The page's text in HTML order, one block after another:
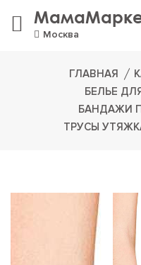
Москва
ГЛАВНАЯ
БЕЛЬЕ
БАНДАЖИ
ТРУСЫ